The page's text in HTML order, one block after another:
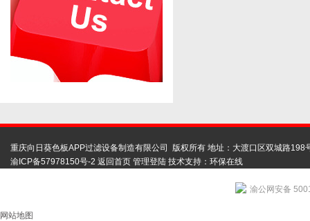
重庆向日葵色板APP过滤设备制造有限公司 版权所有 地址：大渡口区双城路
渝ICP备57978150号-2 返回首页 管理登陆 技术支持： 环保在线
渝公网安备
网站地图